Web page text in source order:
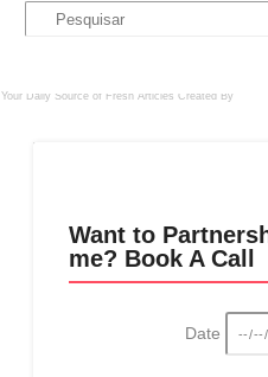
Your Daily Source of Fresh Articles Created By
Want to
me? Book A Call
Date